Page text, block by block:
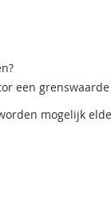
een
mogelijk